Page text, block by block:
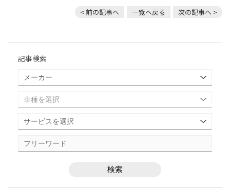
< 前の記事へ 一覧へ戻る 次の記事へ >
記事検索